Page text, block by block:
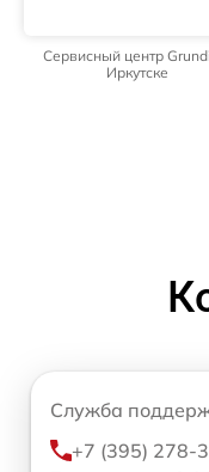
Сервисный центр
Иркутске
Служба
+7 (395) 278-